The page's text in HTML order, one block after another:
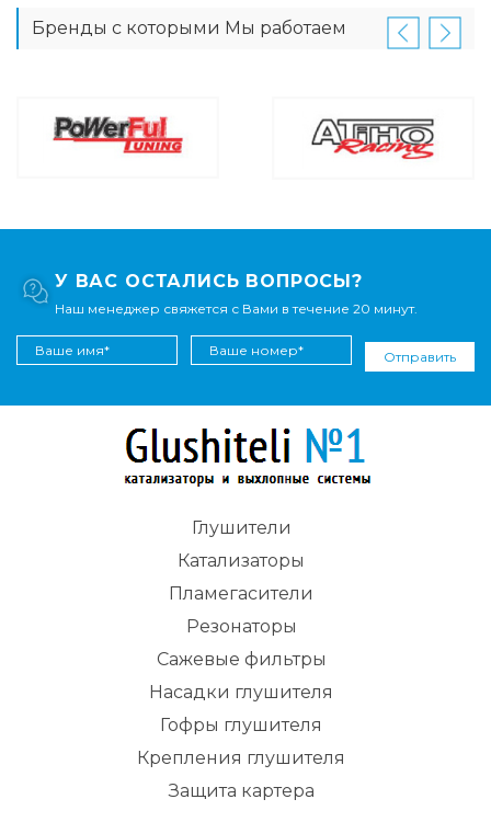
Бренды с которыми Мы работаем
У ВАС ОСТАЛИСЬ ВОПРОСЫ?
Наш менеджер свяжется с Вами в течение 20 минут.
Отправить
Глушители
Катализаторы
Пламегасители
Резонаторы
Сажевые фильтры
Насадки глушителя
Гофры глушителя
Крепления глушителя
Защита картера